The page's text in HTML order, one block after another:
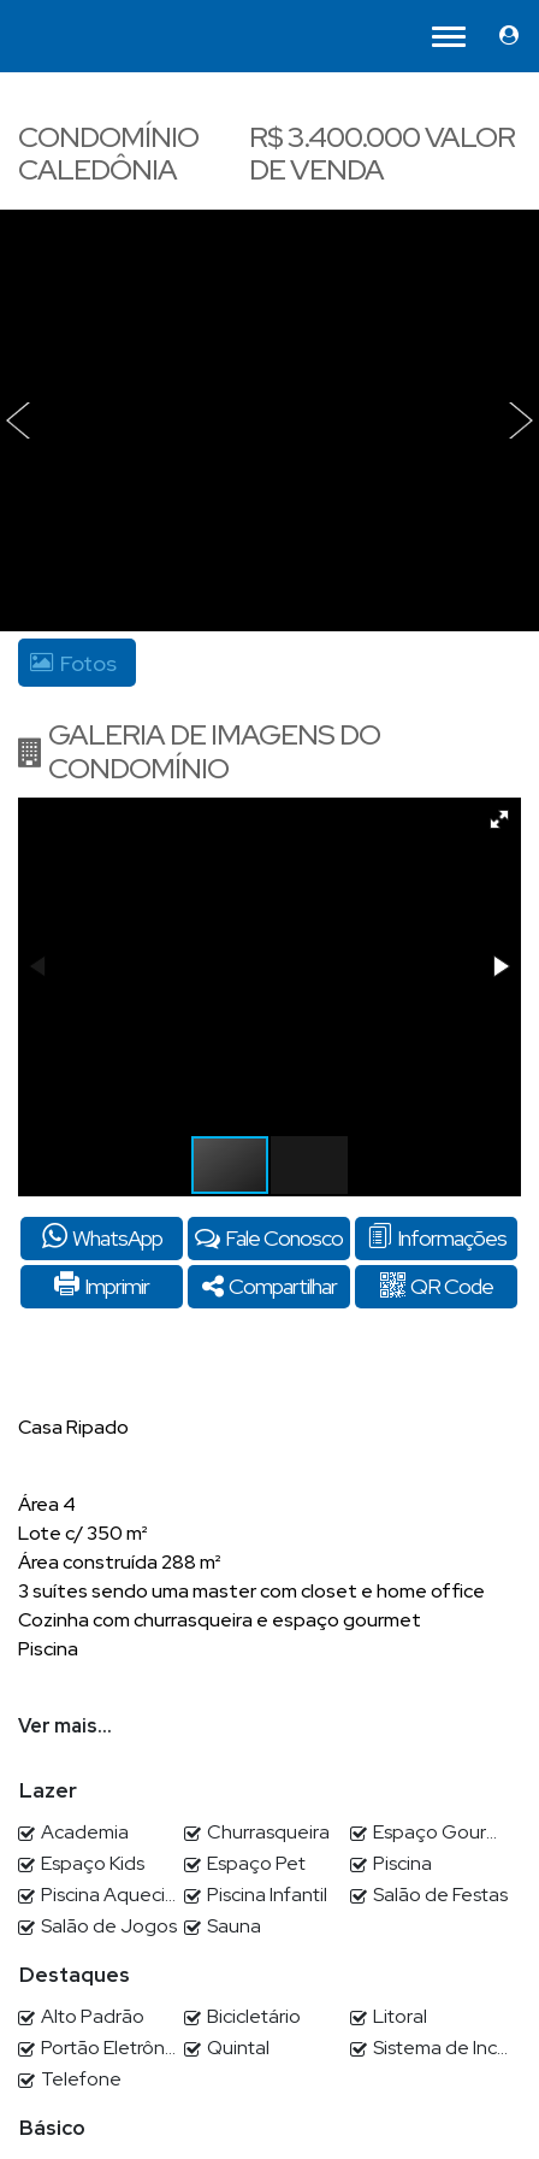
CONDOMÍNIO
CALEDÔNIA
R$3.400.000VALOR
DE VENDA
‹ ›
Fotos
GALERIA DE IMAGENS DO
CONDOMÍNIO
WhatsApp Fale Conosco
Informações
Imprimir
Compartilhar QR Code
Casa Ripado
Área 4
Lote c/ 350 m²
Área construída 288 m²
3 suítes sendo uma master com closet e home office
Cozinha com churrasqueira e espaço gourmet
Piscina
Alto padrão no condomínio Caledônia em Camboriú-SC
A maior área de lazer em condomínio fechado em nossa
Região, venha conhecer!
POR QUE ESCOLHER DEMIAN?
Demian Scussel Malburg, Corretor e Avaliador de imóveis de
alto padrão, lhe proporcionará completa assessoria na
compra, venda, permuta ou locação de seu imóvel.
Ver mais...
Lazer
Academia Churrasqueira
Espaço Gourmet
Espaço Kids
Espaço Pet
Piscina
Piscina Aquecida
Piscina Infantil
Salão de Festas
Salão de Jogos
Sauna
Destaques
Alto Padrão Bicicletário
Litoral
Portão Eletrônico
Quintal
Sistema de Incêndio
Telefone
Básico